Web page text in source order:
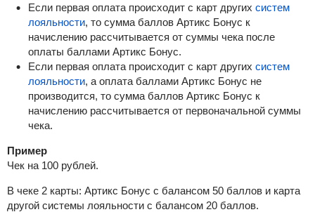
Если первая оплата происходит с карт других систем
лояльности, то сумма баллов Артикс Бонус к
начислению рассчитывается от суммы чека после
оплаты баллами Артикс Бонус.
Если первая оплата происходит с карт других систем
лояльности, а оплата баллами Артикс Бонус не
производится, то сумма баллов Артикс Бонус к
начислению рассчитывается от первоначальной суммы
чека.
Пример
Чек на 100 рублей.
В чеке 2 карты: Артикс Бонус с балансом 50 баллов и карта
другой системы лояльности с балансом 20 баллов.